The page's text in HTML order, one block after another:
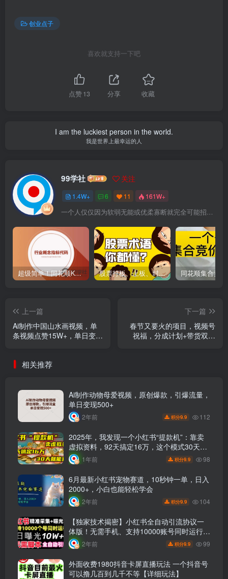
创业点子
喜欢就支持一下吧
点赞13 分享 收藏
I am the luckiest person in the world.
我是世界上最幸运的人
99学社 关注
1.4W+ 6 11 161W+
一个人仅仅因为软弱无能或优柔寡断就完全可能招致痛苦
超级简单！同花顺K线界面显示行业概念指标代码图解 股票打板、上板、封板、翘板、炸板是什么意思？炒股你必须懂的暗语！
上一篇
Ai制作中国山水画视频，单
条视频点赞15W+，单日变现
下一篇
春节又要火的项目，视频号
祝福，分成计划+带货双收
相关推荐
Ai制作动物母爱视频，原创爆款，引爆流量，
单日变现500+
2年前 积分9.9 112
2025年，我发现一个小红书“提款机”：靠卖
虚拟资料，92天搞定16万，这个模式30天就
能跑通！
1年前 积分9.9 98
6月最新小红书宠物赛道，10秒钟一单，日入
2000+，小白也能轻松学会
2年前 积分9.9 104
【独家技术揭密】小红书全自动引流协议一
体版！无需手机、支持10000账号同时运行，
让你轻松应对年底管控！
2年前 积分9.9 99
外面收费1980抖音卡屏直播玩法 一个抖音号
可以撸几百到几千不等【详细玩法】